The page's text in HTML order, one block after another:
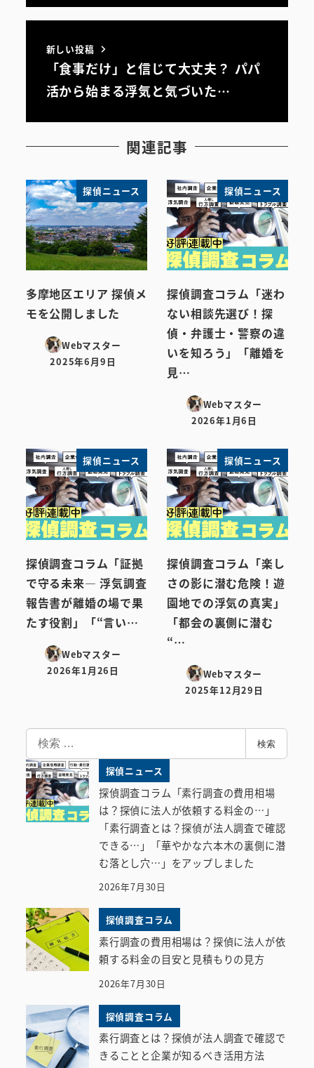
新しい投稿
「食事だけ」と信じて大丈夫？ パパ
活から始まる浮気と気づいた…
関連記事
探偵ニュース
多摩地区エリア 探偵メ
モを公開しました
Webマスター
投稿日
2025年6月9日
探偵ニュース
探偵調査コラム「迷わ
ない相談先選び！探
偵・弁護士・警察の違
いを知ろう」「離婚を
見…
Webマスター
投稿日
2026年1月6日
探偵ニュース
探偵調査コラム「証拠
で守る未来― 浮気調査
報告書が離婚の場で果
たす役割」「“言い…
Webマスター
投稿日
2026年1月26日
探偵ニュース
探偵調査コラム「楽し
さの影に潜む危険！遊
園地での浮気の真実」
「都会の裏側に潜む
“…
Webマスター
投稿日
2025年12月29日
索
検索
探偵ニュース
探偵調査コラム「素行調査の費用相場
は？探偵に法人が依頼する料金の…」
「素行調査とは？探偵が法人調査で確認
できる…」「華やかな六本木の裏側に潜
む落とし穴…」をアップしました
2026年7月30日
探偵調査コラム
素行調査の費用相場は？探偵に法人が依
頼する料金の目安と見積もりの見方
2026年7月30日
探偵調査コラム
素行調査とは？探偵が法人調査で確認で
きることと企業が知るべき活用方法